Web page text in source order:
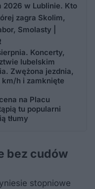
2026 w Lublinie. Kto
zagra Skolim,
Smolasty |
Koncerty,
lubelskim
Zwężona jezdnia,
h i zamknięte
na Placu
tu popularni
tłumy
bez cudów
stopniowe